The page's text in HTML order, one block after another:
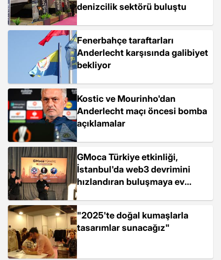
denizcilik sektörü buluştu
Fenerbahçe taraftarları
Anderlecht karşısında galibiyet
bekliyor
Kostic ve Mourinho'dan
Anderlecht maçı öncesi bomba
açıklamalar
GMoca Türkiye etkinliği,
İstanbul'da web3 devrimini
hızlandıran buluşmaya ev
"2025'te doğal kumaşlarla
tasarımlar sunacağız"